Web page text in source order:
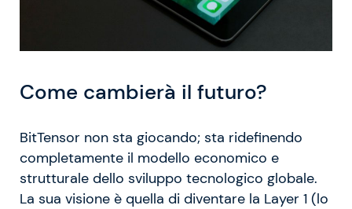
Come cambierà il futuro?
BitTensor non sta giocando; sta ridefinendo
completamente il modello economico e
strutturale dello sviluppo tecnologico globale.
La sua visione è quella di diventare la Layer 1 (lo